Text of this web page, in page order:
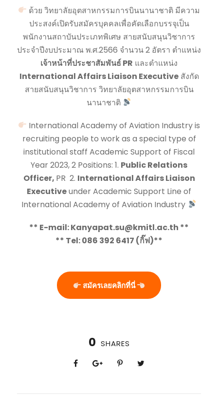
ด้วย วิทยาลัยอุตสาหกรรมการบินนานาชาติ มีความ
ประสงค์เปิดรับสมัครบุคคลเพื่อคัดเลือกบรรจุเป็น
พนักงานสถาบันประเภทพิเศษ สายสนับสนุนวิชาการ
ประจำปีงบประมาณ พ.ศ.2566 จำนวน 2 อัตรา ตำแหน่ง
เจ้าหน้าที่ประชาสัมพันธ์ PR และตำแหน่ง
International Affairs Liaison Executiveสังกัด
สายสนับสนุนวิชาการ วิทยาลัยอุตสาหกรรมการบิน
นานาชาติ
International Academy of Aviation Industry is
recruiting people to work as a special type of
institutional staff Academic Support of Fiscal
Year 2023, 2 Positions: 1. Public Relations
Officer, PR 2. International Affairs Liaison
Executiveunder Academic Support Line of
International Academy of Aviation Industry
** E-mail: Kanyapat.su@kmitl.ac.th **
** Tel: 086 392 6417 (กิ๊ฟ)**
สมัครเลยคลิกที่นี่
0 SHARES